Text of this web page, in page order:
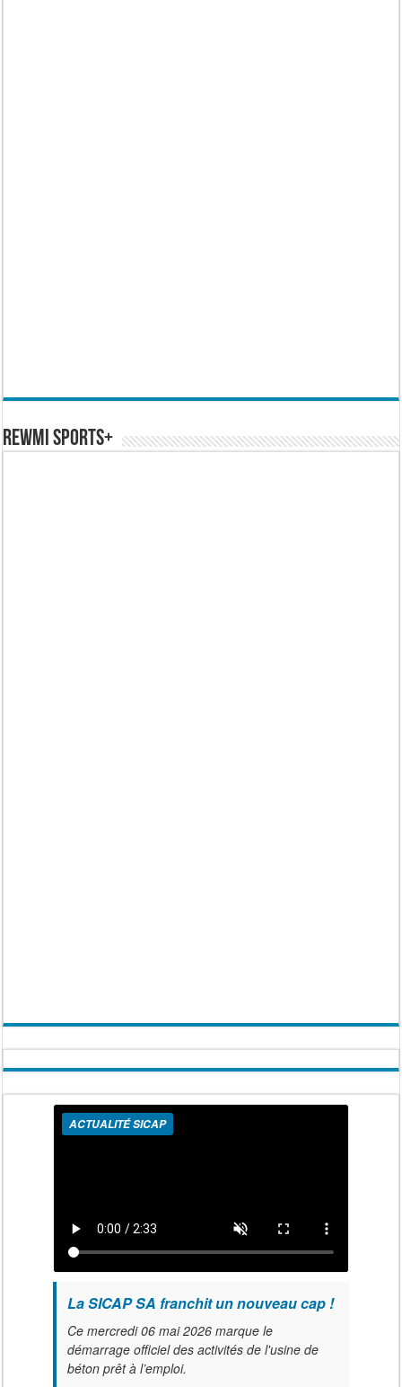
REWMI SPORTS+
ACTUALITÉ SICAP
La SICAP SA franchit un nouveau cap !
Ce mercredi 06 mai 2026 marque le
démarrage officiel des activités de l'usine de
béton prêt à l’emploi.